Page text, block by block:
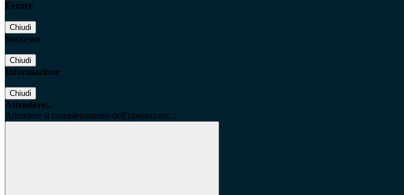
Errore
Chiudi
Successo
Chiudi
Informazione
Chiudi
Attendere...
Attendere il completamento dell'operazione...